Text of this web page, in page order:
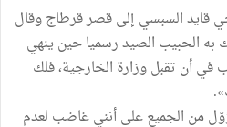
قايد السبسي إلى قصر قرطاج وقال
به الحبيب الصيد رسميا حين ينهي
أن تقبل وزارة الخارجية، فلك
من الجميع على أنني غاضب لعدم